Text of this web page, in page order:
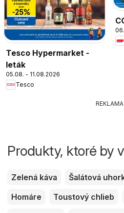
Tesco Hypermarket -
leták
05.08. - 11.08.2026
Tesco
REKLAMA
Produkty, ktoré by
Zelená káva Šalátová
Homáre
Toustový chlieb